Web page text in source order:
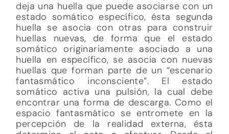
deja una huella que puede asociarse con un
estado somático específico, ésta segunda
huella se asocia con otras para construir
huellas nuevas, de forma que el estado
somático originariamente asociado a una
huella en específico, se asocia con nuevas
huellas que forman parte de un “escenario
fantasmático inconsciente”. El estado
somático activa una pulsión, la cual debe
encontrar una forma de descarga. Como el
espacio fantasmático se entromete en la
percepción de la realidad externa, ésta